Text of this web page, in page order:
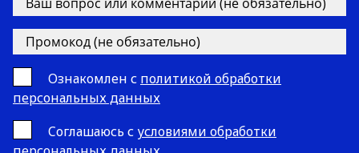
Ознакомлен с политикой обработки
персональных данных
Cоглашаюсь с условиями обработки